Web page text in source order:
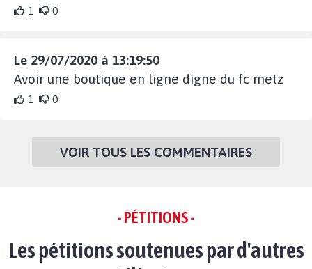
1 0
Le 29/07/2020 à 13:19:50
Avoir une boutique en ligne digne du fc metz
1 0
VOIR TOUS LES COMMENTAIRES
- PÉTITIONS -
Les pétitions soutenues par d'autres